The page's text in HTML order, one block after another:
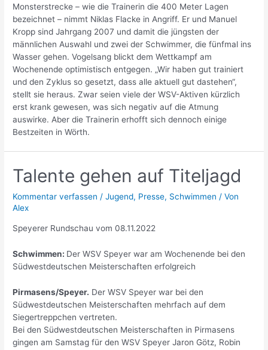
Monsterstrecke – wie die Trainerin die 400 Meter Lagen
bezeichnet – nimmt Niklas Flacke in Angriff. Er und Manuel
Kropp sind Jahrgang 2007 und damit die jüngsten der
männlichen Auswahl und zwei der Schwimmer, die fünfmal ins
Wasser gehen. Vogelsang blickt dem Wettkampf am
Wochenende optimistisch entgegen. „Wir haben gut trainiert
und den Zyklus so gesetzt, dass alle aktuell gut dastehen“,
stellt sie heraus. Zwar seien viele der WSV-Aktiven kürzlich
erst krank gewesen, was sich negativ auf die Atmung
auswirke. Aber die Trainerin erhofft sich dennoch einige
Bestzeiten in Wörth.
Talente gehen auf Titeljagd
Kommentar verfassen /Jugend, Presse, Schwimmen / Von
Alex
Speyerer Rundschau vom 08.11.2022
Schwimmen: Der WSV Speyer war am Wochenende bei den
Südwestdeutschen Meisterschaften erfolgreich
Pirmasens/Speyer. Der WSV Speyer war bei den
Südwestdeutschen Meisterschaften mehrfach auf dem
Siegertreppchen vertreten.
Bei den Südwestdeutschen Meisterschaften in Pirmasens
gingen am Samstag für den WSV Speyer Jaron Götz, Robin